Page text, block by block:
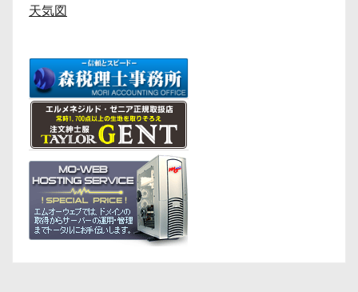
天気図